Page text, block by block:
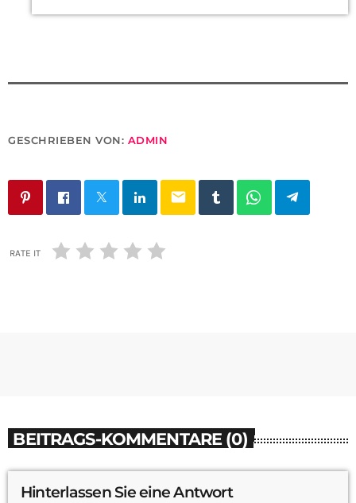
GESCHRIEBEN VON: ADMIN
email
RATE IT
BEITRAGS-KOMMENTARE (0)
Hinterlassen Sie eine Antwort